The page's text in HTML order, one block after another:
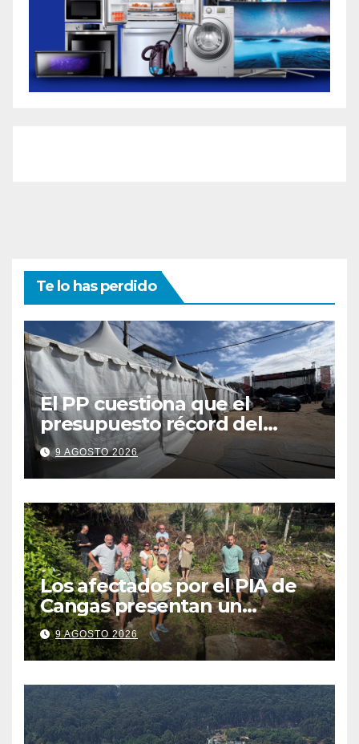
Te lo has perdido
El PP cuestiona que el
presupuesto récord del
Cristo se traduzca en unas
fiestas más plurales
9 AGOSTO 2026
Los afectados por el PIA de
Cangas presentan un
recurso: “Lo vamos a luchar”
9 AGOSTO 2026